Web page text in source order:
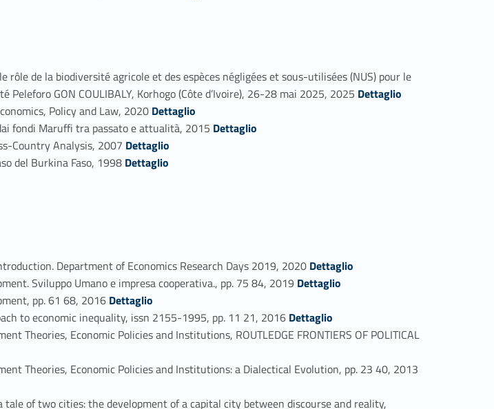
rôle de la biodiversité agricole et des espèces négligées et sous-utilisées (NUS) pour le
GON COULIBALY, Korhogo (Côte d’Ivoire), 26-28 mai 2025, 2025 Link identifier #identifier_person_167271-39
Dettaglio
Policy and Law, 2020 Link identifier #identifier_person_103636-40
Dettaglio
fondi Maruffi tra passato e attualità, 2015 Link identifier #identifier_person_69419-41
Dettaglio
Country Analysis, 2007 Link identifier #identifier_person_176477-42
Dettaglio
del Burkina Faso, 1998 Link identifier #identifier_person_169909-43
Dettaglio
Department of Economics Research Days 2019, 2020 Link identifier #identifier_person_93709-45
Dettaglio
Sviluppo Umano e impresa cooperativa., pp. 75 84, 2019 Link identifier #identifier_person_44725-46
Dettaglio
pp. 61 68, 2016 Link identifier #identifier_person_192232-47
Dettaglio
to economic inequality, issn 2155-1995, pp. 11 21, 2016 Link identifier #identifier_person_93915-48
Dettaglio
Theories, Economic Policies and Institutions, ROUTLEDGE FRONTIERS OF POLITICAL
Theories, Economic Policies and Institutions: a Dialectical Evolution, pp. 23 40, 2013
a tale of two cities: the development of a capital city between discourse and reality,